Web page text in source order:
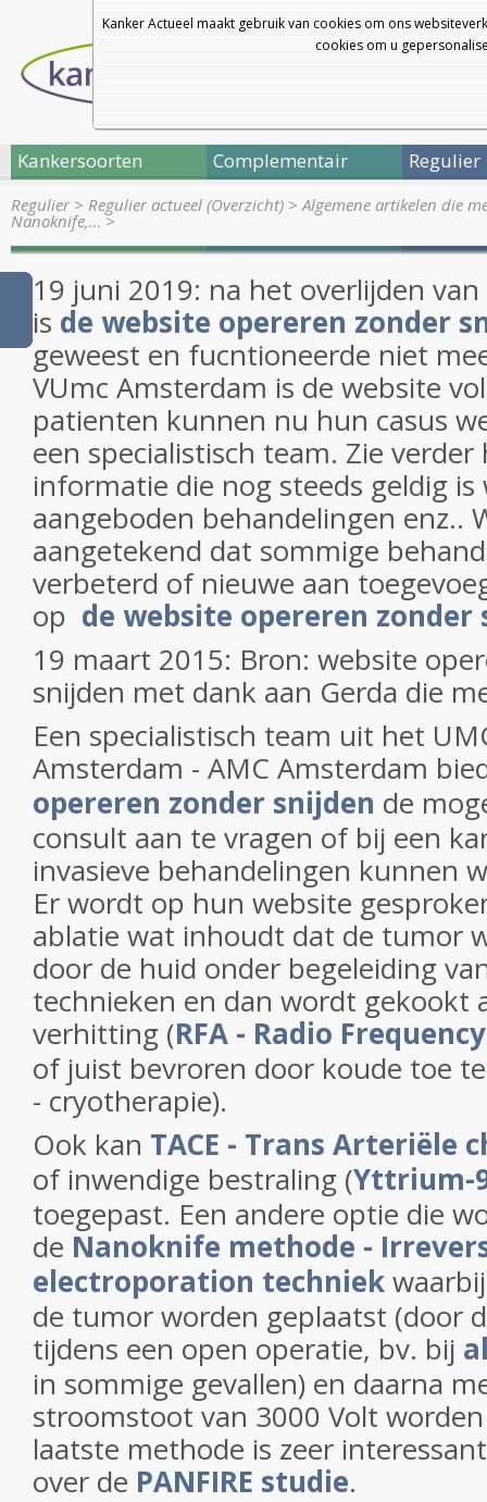
Kanker Actueel maakt gebruik van cookies om ons
cookies om u
Kankersoorten Complementair Regulier
Regulier> Regulier actueel (Overzicht) >Algemene artikelen die
Nanoknife,… >
19 juni 2019: na het overlijden
is de website opereren zonder
geweest en fucntioneerde niet
VUmc Amsterdam is de website
patienten kunnen nu hun casus
een specialistisch team. Zie
informatie die nog steeds geldig
aangeboden behandelingen enz..
aangetekend dat sommige
verbeterd of nieuwe aan
op de website opereren zonder
19 maart 2015: Bron: website
snijden met dank aan Gerda die
Een specialistisch team uit het
Amsterdam - AMC Amsterdam
opereren zonder snijden de
consult aan te vragen of bij een
invasieve behandelingen kunnen
Er wordt op hun website
ablatie wat inhoudt dat de tumor
door de huid onder begeleiding
technieken en dan wordt gekookt
verhitting (RFA - Radio
of juist bevroren door koude toe
- cryotherapie).
Ook kan TACE - Trans Arteriële
of inwendige bestraling (Yttrium-
toegepast. Een andere optie die
de Nanoknife methode -
electroporation techniek
de tumor worden geplaatst (door
tijdens een open operatie, bv. bij
in sommige gevallen) en daarna
stroomstoot van 3000 Volt
laatste methode is zeer
over de PANFIRE studie.